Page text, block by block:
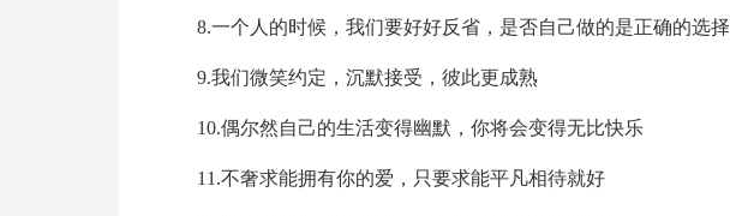
8.一个人的时候，我们要好好反省，是否自己做的是正确的选择
9.我们微笑约定，沉默接受，彼此更成熟
10.偶尔然自己的生活变得幽默，你将会变得无比快乐
11.不奢求能拥有你的爱，只要求能平凡相待就好